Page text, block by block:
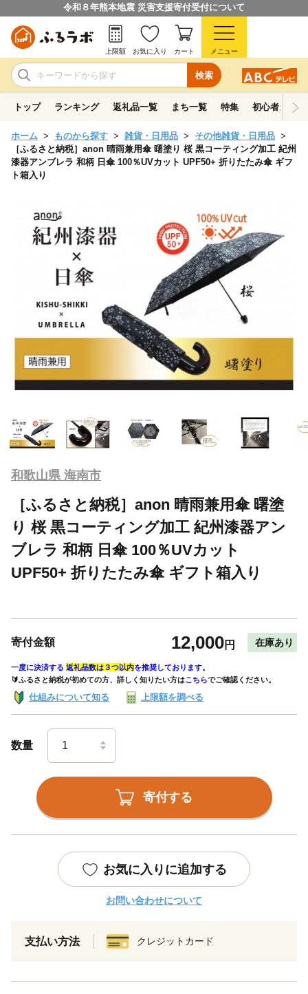
令和８年熊本地震 災害支援寄付受付について
検索
上限額 お気に入り カート メニュー
トップ ランキング 返礼品一覧 まち一覧 特集 初心者ガイド
ホーム ものから探す 雑貨・日用品
その他雑貨・日用品
［ふるさと納税］anon 晴雨兼用傘 曙塗り 桜 黒コーティング加工 紀州
漆器アンブレラ 和柄 日傘 100％UVカット UPF50+ 折りたたみ傘 ギフ
ト箱入り
和歌山県 海南市
［ふるさと納税］anon 晴雨兼用傘 曙塗
り 桜 黒コーティング加工 紀州漆器アン
ブレラ 和柄 日傘 100％UVカット
UPF50+ 折りたたみ傘 ギフト箱入り
寄付金額 12,000円 在庫あり
一度に決済する 返礼品数は３つ以内を推奨しております。
🔰ふるさと納税が初めての方、詳しく知りたい方はこちらでご確認ください。
仕組みについて知る 上限額を調べる
数量
寄付する
お気に入りに追加する
お問い合わせについて
支払い方法 クレジットカード